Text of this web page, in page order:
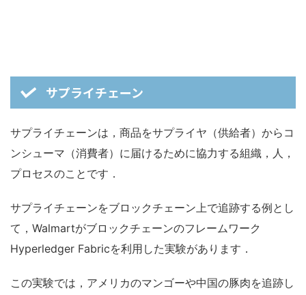
サプライチェーン
サプライチェーンは，商品をサプライヤ（供給者）からコ
ンシューマ（消費者）に届けるために協力する組織，人，
プロセスのことです．
サプライチェーンをブロックチェーン上で追跡する例とし
て，Walmartがブロックチェーンのフレームワーク
Hyperledger Fabricを利用した実験があります．
この実験では，アメリカのマンゴーや中国の豚肉を追跡し